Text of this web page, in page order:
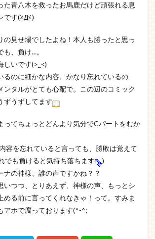
た青八木を救ったお馬鹿だけど頑張れる息
です(≧Д≦)
の見せ場でしたよね！本人も勝ったと思っ
も、負け…。
しいです(>_<)
るのに細かな内容、かなり忘れているの
ンタルがとても心配で。この辺のコミック
ずうずしてます
ってちょっとどんより気分でCパートをむか
容を忘れていると言っても、勝敗は覚えて
でも負けると気持ち落ちます
)
ナの神様、誰の声ですかね？？
いつつ、とりあえず、神様の声、もっとシ
める前に言ってくれなきゃ！って。すみま
アホで腐っております(^-^;